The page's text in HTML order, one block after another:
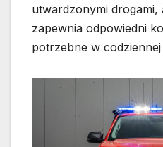
utwardzonymi drogami,
zapewnia odpowiedni
potrzebne w codziennej